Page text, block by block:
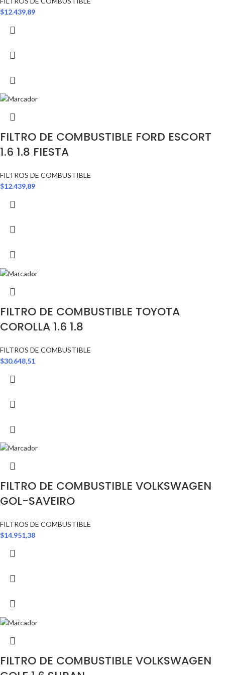
$12.439,89
FILTRO DE COMBUSTIBLE FORD ESCORT
1.6 1.8 FIESTA
FILTROS DE COMBUSTIBLE
$12.439,89
FILTRO DE COMBUSTIBLE TOYOTA
COROLLA 1.6 1.8
FILTROS DE COMBUSTIBLE
$30.648,51
FILTRO DE COMBUSTIBLE VOLKSWAGEN
GOL-SAVEIRO
FILTROS DE COMBUSTIBLE
$14.951,38
FILTRO DE COMBUSTIBLE VOLKSWAGEN